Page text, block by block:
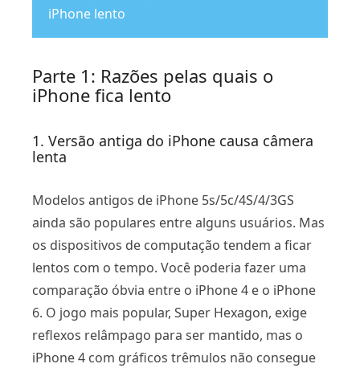
iPhone lento
Parte 1: Razões pelas quais o
iPhone fica lento
1. Versão antiga do iPhone causa câmera
lenta
Modelos antigos de iPhone 5s/5c/4S/4/3GS
ainda são populares entre alguns usuários. Mas
os dispositivos de computação tendem a ficar
lentos com o tempo. Você poderia fazer uma
comparação óbvia entre o iPhone 4 e o iPhone
6. O jogo mais popular, Super Hexagon, exige
reflexos relâmpago para ser mantido, mas o
iPhone 4 com gráficos trêmulos não consegue